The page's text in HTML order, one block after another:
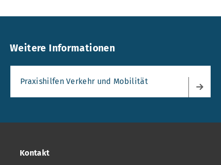
Weitere Informationen
Praxishilfen Verkehr und Mobilität
Kontakt